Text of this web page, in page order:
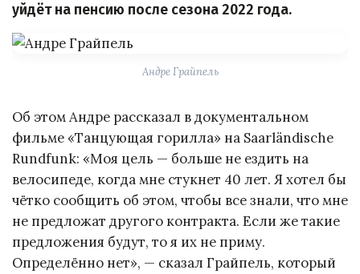
уйдёт на пенсию после сезона 2022 года.
Андре Грайпель
Об этом Андре рассказал в документальном
фильме «Танцующая горилла» на Saarländische
Rundfunk: «Моя цель — больше не ездить на
велосипеде, когда мне стукнет 40 лет. Я хотел бы
чётко сообщить об этом, чтобы все знали, что мне
не предложат другого контракта. Если же такие
предложения будут, то я их не приму.
Определённо нет», — сказал Грайпель, который